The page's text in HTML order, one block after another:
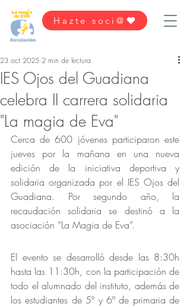
Hazte soci@
IES Ojos del Guadiana
celebra II carrera solidaria
"La magia de Eva"
23 oct 2025 2 min de lectura
Cerca de 600 jóvenes participaron este
jueves por la mañana en una nueva
edición de la iniciativa deportiva y
solidaria organizada por el IES Ojos del
Guadiana. Por segundo año, la
recaudación solidaria se destinó a la
asociación “La Magia de Eva”.
El evento se desarrolló desde las 8:30h
hasta las 11:30h, con la participación de
todo el alumnado del instituto, además de
los estudiantes de 5º y 6º de primaria de